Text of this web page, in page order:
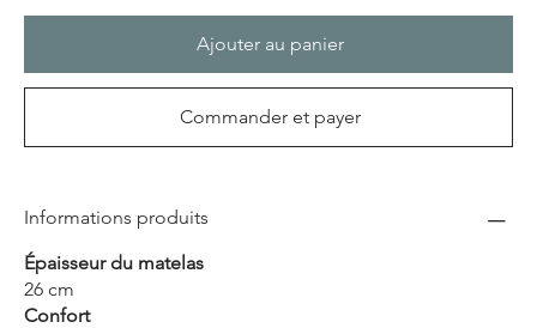
Ajouter au panier
Commander et payer
Informations produits
Épaisseur du matelas
26 cm
Confort